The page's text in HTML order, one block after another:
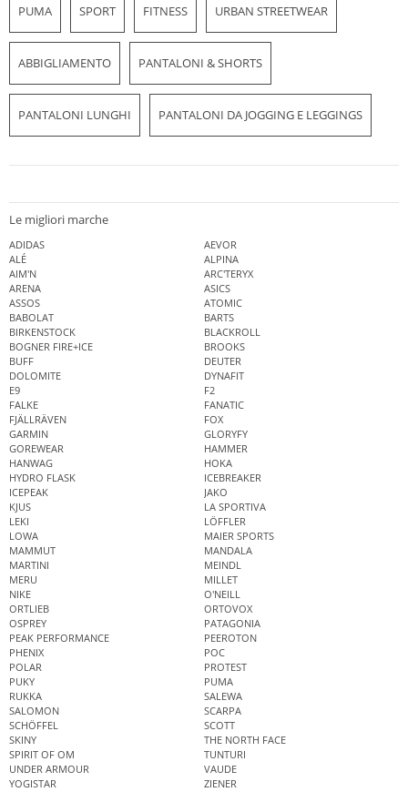
PUMA SPORT FITNESS URBAN STREETWEAR
ABBIGLIAMENTO PANTALONI & SHORTS
PANTALONI LUNGHI PANTALONI DA JOGGING E LEGGINGS
Le migliori marche
ADIDAS
AEVOR
ALÉ
ALPINA
AIM'N
ARC'TERYX
ARENA
ASICS
ASSOS
ATOMIC
BABOLAT
BARTS
BIRKENSTOCK
BLACKROLL
BOGNER FIRE+ICE
BROOKS
BUFF
DEUTER
DOLOMITE
DYNAFIT
E9
F2
FALKE
FANATIC
FJÄLLRÄVEN
FOX
GARMIN
GLORYFY
GOREWEAR
HAMMER
HANWAG
HOKA
HYDRO FLASK
ICEBREAKER
ICEPEAK
JAKO
KJUS
LA SPORTIVA
LEKI
LÖFFLER
LOWA
MAIER SPORTS
MAMMUT
MANDALA
MARTINI
MEINDL
MERU
MILLET
NIKE
O'NEILL
ORTLIEB
ORTOVOX
OSPREY
PATAGONIA
PEAK PERFORMANCE
PEEROTON
PHENIX
POC
POLAR
PROTEST
PUKY
PUMA
RUKKA
SALEWA
SALOMON
SCARPA
SCHÖFFEL
SCOTT
SKINY
THE NORTH FACE
SPIRIT OF OM
TUNTURI
UNDER ARMOUR
VAUDE
YOGISTAR
ZIENER